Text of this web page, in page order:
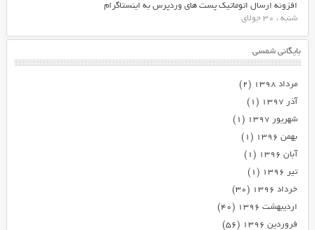
افزونه ارسال اتوماتیک پست های وردپرس به اینستاگرام
شنبه ، 30 جولای
بایگانی شمسی
مرداد ۱۳۹۸
(۲)
آذر ۱۳۹۷
(۱)
شهریور ۱۳۹۷
(۱)
بهمن ۱۳۹۶
(۱)
آبان ۱۳۹۶
(۱)
تیر ۱۳۹۶
(۱)
خرداد ۱۳۹۶
(۳۰)
اردیبهشت ۱۳۹۶
(۴۰)
فروردین ۱۳۹۶
(۵۶)